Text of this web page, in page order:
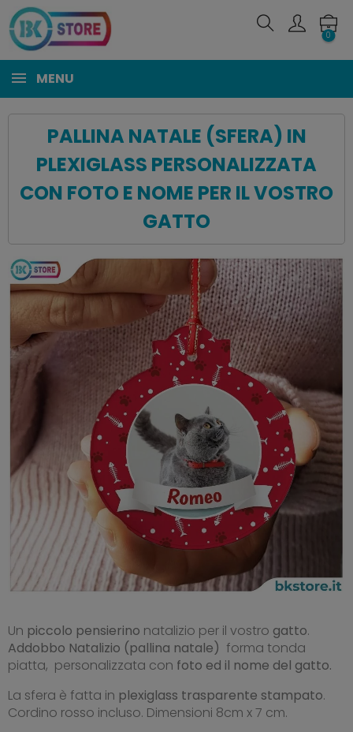
0
MENU
PALLINA NATALE (SFERA) IN
PLEXIGLASS PERSONALIZZATA
CON FOTO E NOME PER IL VOSTRO
GATTO
Un piccolo pensierino natalizio per il vostro gatto.
Addobbo Natalizio (pallina natale) forma tonda
piatta, personalizzata con foto ed il nome del gatto.
La sfera è fatta in plexiglass trasparente stampato.
Cordino rosso incluso. Dimensioni 8cm x 7 cm.